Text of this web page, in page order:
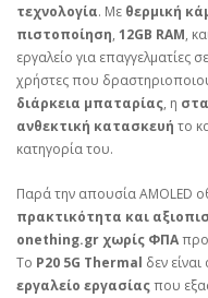
τεχνολογία. Με θερμική
πιστοποίηση, 12GB RAM,
εργαλείο για επαγγελματίες
χρήστες που
διάρκεια μπαταρίας, η
ανθεκτική κατασκευή το
κατηγορία του.
Παρά την απουσία AMOLED
πρακτικότητα και
onething.gr χωρίς ΦΠΑ
Το P20 5G Thermal δεν
εργαλείο εργασίαςπου